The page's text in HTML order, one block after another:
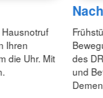
Ihren
die Uhr. Mit
des
und